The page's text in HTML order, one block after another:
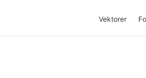
Vektorer